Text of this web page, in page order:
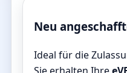
Neu
Ideal für die